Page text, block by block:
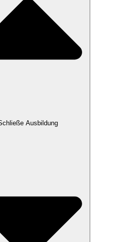
Ausbildung